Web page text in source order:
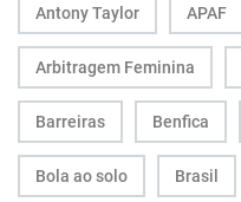
Antony Taylor APAF
Arbitragem Feminina
Barreiras Benfica
Bola ao solo Brasil